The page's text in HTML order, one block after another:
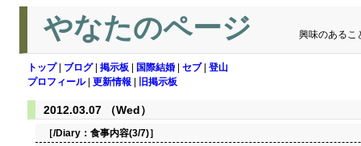
やなたのページ 興味のあるこ
トップ| ブログ| 掲示板 国際結婚 セブ| 登山
プロフィール| 更新情報 旧掲示板
2012.03.07 （Wed）
［/Diary： 食事内容(3/7)］